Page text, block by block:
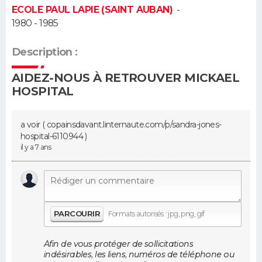
Alimentation
Guide de la santé
Maladies
Médicaments
Sommeil
VOYAGE
Destinations
City break
Voyage nature
Voyage de noces
Forum
Climat
+
PHOTO
GUIDES D'ACHAT
CARTE DE VOEUX
DICTIONNAIRE
Dictionnaire
Biographies
Citations
Expressions
Proverbes
PROGRAMME TV
COPAINS D'AVANT
Se connecter
Entreprises
Service militaire
Avis de recherche
AVIS DE DÉCÈS
ECOLE PAUL LAPIE (SAINT AUBAN) -
1980 - 1985
Description :
AIDEZ-NOUS À RETROUVER MICKAEL
HOSPITAL
a voir ( copainsdavant.linternaute.com/­p/sandra-jones-
hospital-611094­4 )
il y a 7 ans
PARCOURIR Formats autorisés : jpg, png, gif
Afin de vous protéger de sollicitations
indésirables, les liens, numéros de téléphone ou